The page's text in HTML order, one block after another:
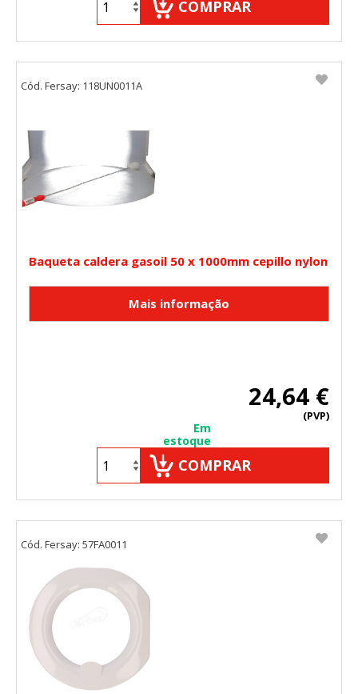
COMPRAR
Baqueta caldera gasoil 50 x 1000mm cepillo nylon
24,64 €
(PVP)
Em
estoque
COMPRAR
Cód. Fersay: 118UN0011A
Cód. Fersay: 57FA0011